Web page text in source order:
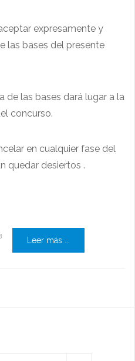
expresamente y
las bases del presente
de las bases dará lugar a la
concurso.
en cualquier fase del
quedar desiertos .
Leer más ...